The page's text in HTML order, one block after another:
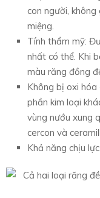
con người,
miệng.
Tính thẩm mỹ:
nhất có thể. Khi
màu răng đồng
Không bị oxi
phần kim loại
vùng nướu xung
cercon và
Khả năng chịu